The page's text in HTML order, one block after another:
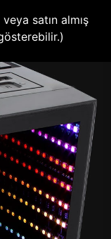
satın almış